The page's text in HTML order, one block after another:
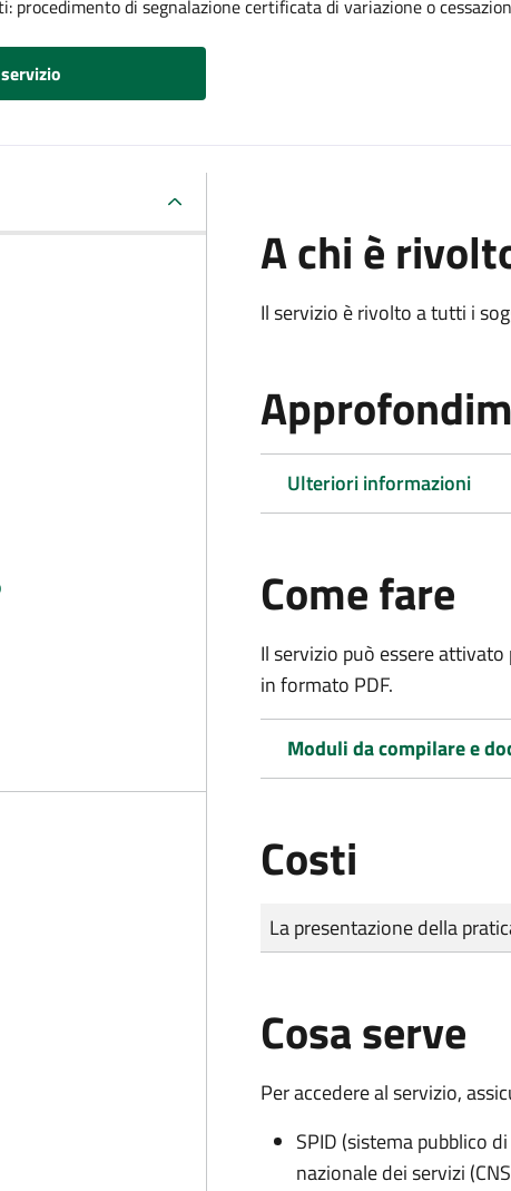
procedimento di segnalazione certificata di variazione o
A chi è
Il servizio è rivolto a tutti i
Ulteriori informazioni
Come fare
Il servizio può essere
in formato PDF.
Moduli da compilare e
Costi
Tipo di pagamento
Importo
La presentazione della
Cosa serve
Per accedere al servizio,
SPID (sistema pubblico
nazionale dei servizi